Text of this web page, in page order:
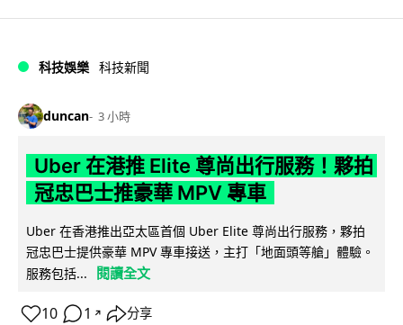
科技娛樂 科技新聞
duncan 3 小時
Uber 在港推 Elite 尊尚出行服務！夥拍
冠忠巴士推豪華 MPV 專車
Uber 在香港推出亞太區首個 Uber Elite 尊尚出行服務，夥拍
冠忠巴士提供豪華 MPV 專車接送，主打「地面頭等艙」體驗。
服務包括...
閱讀全文
10 1 ↗ 分享